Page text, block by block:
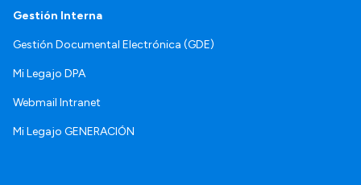
Gestión Interna
Gestión Documental Electrónica (GDE)
Mi Legajo DPA
Webmail Intranet
Mi Legajo GENERACIÓN